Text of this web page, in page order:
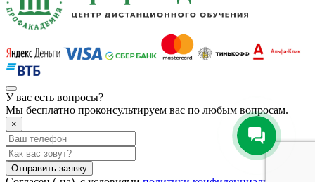
У вас есть вопросы?
Мы бесплатно проконсультируем вас по любым вопросам.
×
Отправить заявку